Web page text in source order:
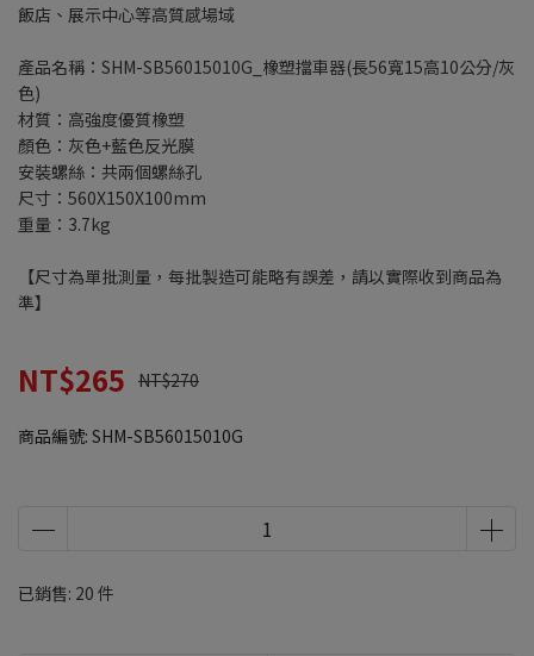
飯店、展示中心等高質感場域
產品名稱：SHM-SB56015010G_橡塑擋車器(長56寬15高10公分/灰
色)
材質：高強度優質橡塑
顏色：灰色+藍色反光膜
安裝螺絲：共兩個螺絲孔
尺寸：560X150X100mm
重量：3.7kg
【尺寸為單批測量，每批製造可能略有誤差，請以實際收到商品為
準】
NT$265 NT$270
商品編號: SHM-SB56015010G
已銷售: 20 件